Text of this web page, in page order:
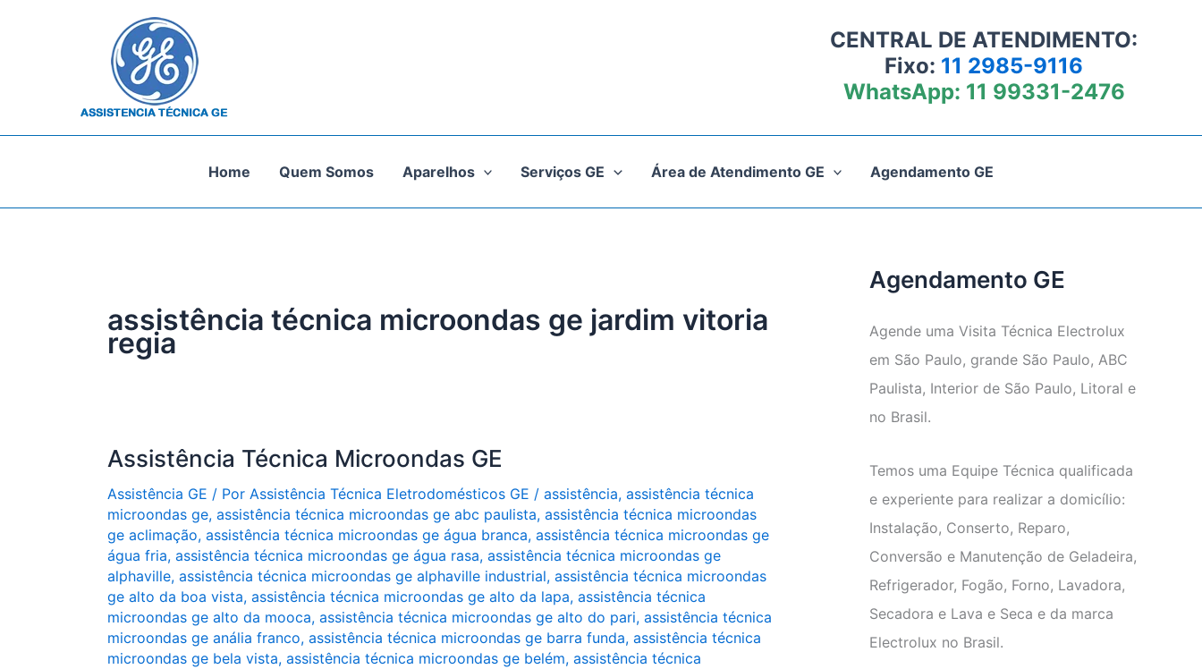
CENTRAL DE ATENDIMENTO:
Fixo: 11 2985-9116
WhatsApp: 11 99331-2476
Home Quem Somos Aparelhos Serviços GE Área de Atendimento GE Agendamento GE
assistência técnica microondas ge jardim vitoria
regia
Assistência Técnica Microondas GE
Assistência GE / Por Assistência Técnica Eletrodomésticos GE / assistência, assistência técnica
microondas ge, assistência técnica microondas ge abc paulista, assistência técnica microondas
ge aclimação, assistência técnica microondas ge água branca, assistência técnica microondas ge
água fria, assistência técnica microondas ge água rasa, assistência técnica microondas ge
alphaville, assistência técnica microondas ge alphaville industrial, assistência técnica microondas
ge alto da boa vista, assistência técnica microondas ge alto da lapa, assistência técnica
microondas ge alto da mooca, assistência técnica microondas ge alto do pari, assistência técnica
microondas ge anália franco, assistência técnica microondas ge barra funda, assistência técnica
microondas ge bela vista, assistência técnica microondas ge belém, assistência técnica
Agendamento GE
Agende uma Visita Técnica Electrolux
em São Paulo, grande São Paulo, ABC
Paulista, Interior de São Paulo, Litoral e
no Brasil.
Temos uma Equipe Técnica qualificada
e experiente para realizar a domicílio:
Instalação, Conserto, Reparo,
Conversão e Manutenção de Geladeira,
Refrigerador, Fogão, Forno, Lavadora,
Secadora e Lava e Seca e da marca
Electrolux no Brasil.